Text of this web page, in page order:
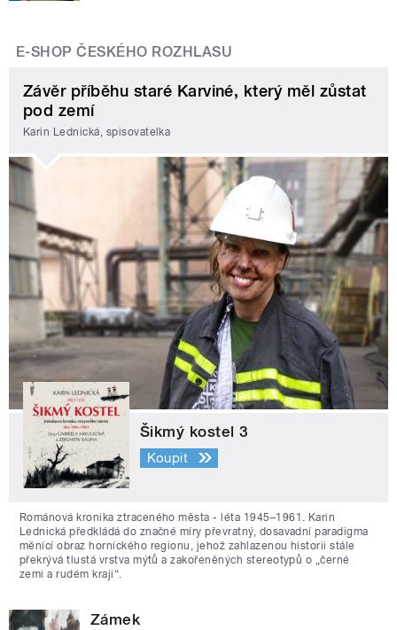
E-SHOP ČESKÉHO ROZHLASU
Závěr příběhu staré Karviné, který měl zůstat
pod zemí
Karin Lednická, spisovatelka
Šikmý kostel 3
Koupit
Románová kronika ztraceného města - léta 1945–1961. Karin
Lednická předkládá do značné míry převratný, dosavadní paradigma
měnící obraz hornického regionu, jehož zahlazenou historii stále
překrývá tlustá vrstva mýtů a zakořeněných stereotypů o „černé
zemi a rudém kraji“.
Zámek